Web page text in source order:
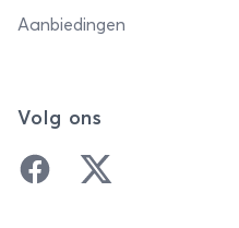
Aanbiedingen
Volg ons
FacebookTwitter